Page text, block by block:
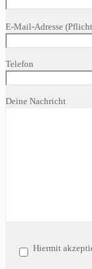
lasse
leer.
E-Mail-Adresse
Telefon
Deine Nachricht
Hiermit